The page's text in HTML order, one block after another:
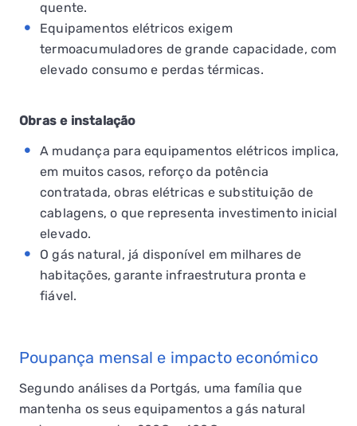
quente.
Equipamentos elétricos exigem
termoacumuladores de grande capacidade, com
elevado consumo e perdas térmicas.
Obras e instalação
A mudança para equipamentos elétricos implica,
em muitos casos, reforço da potência
contratada, obras elétricas e substituição de
cablagens, o que representa investimento inicial
elevado.
O gás natural, já disponível em milhares de
habitações, garante infraestrutura pronta e
fiável.
Poupança mensal e impacto económico
Segundo análises da Portgás, uma família que
mantenha os seus equipamentos a gás natural
QUERO TER GÁS NATURAL
GASES RENOVÁVEIS